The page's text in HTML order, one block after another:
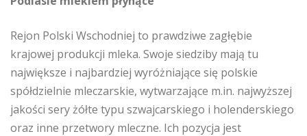
Rejon Polski Wschodniej to prawdziwe zagłębie
krajowej produkcji mleka. Swoje siedziby mają tu
największe i najbardziej wyróżniające się polskie
spółdzielnie mleczarskie, wytwarzające m.in. najwyższej
jakości sery żółte typu szwajcarskiego i holenderskiego
oraz inne przetwory mleczne. Ich pozycja jest